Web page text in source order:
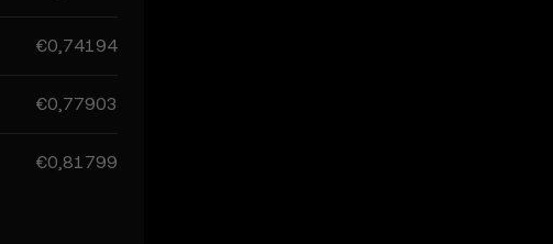
€0,74194
€0,77903
€0,81799